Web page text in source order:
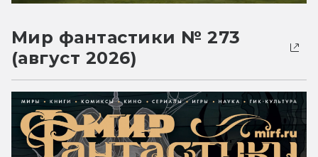
Мир фантастики № 273
(август 2026)